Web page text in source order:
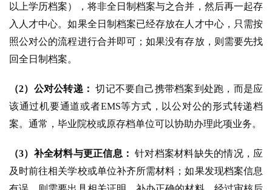
以上学历档案），将非全日制档案与之合并，然后再一起存
入人才中心。如果全日制档案已经存放在人才中心，只需按
照公对公的流程进行合并即可；如果没有存放，则需要先找
回全日制档案。
（2）公对公转递： 切记不要自己携带档案到处跑，而是应
该通过机要通道或者EMS等方式，以公对公的形式转递档
案。通常，毕业院校或原存档单位可以协助办理此项业务。
（3）补全材料与更正信息： 针对档案材料缺失的情况，应
及时前往相关学校或单位补齐所需材料；如果发现档案信息